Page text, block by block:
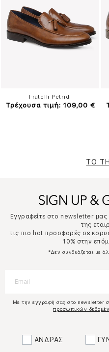
Fratelli Petridi
Τρέχουσα τιμή: 109,00 €
TO
Εγγραφείτε στο newsletter μας
της
τις πιο hot προσφορές σε
10% στην
*Δεν συνδυάζεται με
Με την εγγραφή σας στο newsletter
προσωπικών
ΑΝΔΡΑΣ